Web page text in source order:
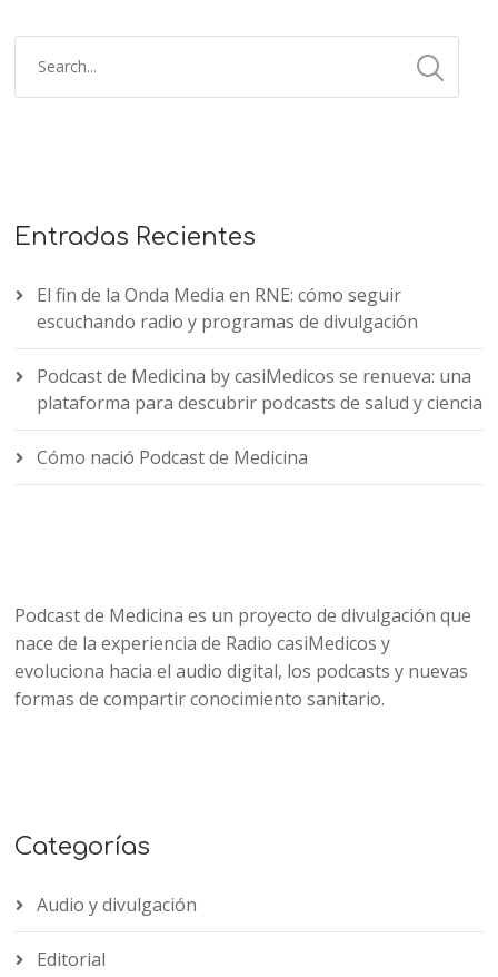
Entradas Recientes
El fin de la Onda Media en RNE: cómo seguir
escuchando radio y programas de divulgación
Podcast de Medicina by casiMedicos se renueva: una
plataforma para descubrir podcasts de salud y ciencia
Cómo nació Podcast de Medicina
Podcast de Medicina es un proyecto de divulgación que
nace de la experiencia de Radio casiMedicos y
evoluciona hacia el audio digital, los podcasts y nuevas
formas de compartir conocimiento sanitario.
Categorías
Audio y divulgación
Editorial